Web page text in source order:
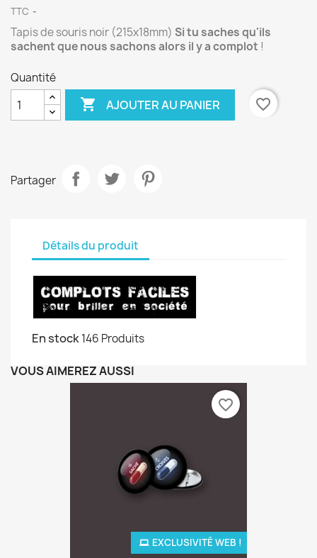
TTC
Tapis de souris noir (215x18mm) Si tu saches qu'ils
sachent que nous sachons alors il y a complot !
Quantité
 AJOUTER AU PANIER favorite_border
Partager
Détails du produit
En stock146 Produits
VOUS AIMEREZ AUSSI
EXCLUSIVITÉ WEB !
favorite_border